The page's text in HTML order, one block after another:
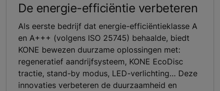
De energie-efficiëntie verbeteren
Als eerste bedrijf dat energie-efficiëntieklasse A
en A+++ (volgens ISO 25745) behaalde, biedt
KONE bewezen duurzame oplossingen met:
regeneratief aandrijfsysteem, KONE EcoDisc
tractie, stand-by modus, LED-verlichting… Deze
innovaties verbeteren de duurzaamheid en